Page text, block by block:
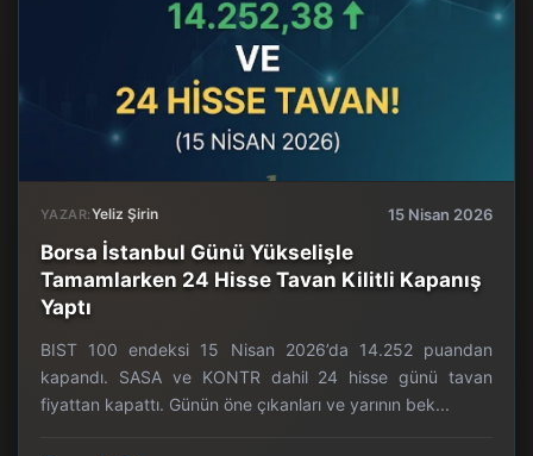
YAZAR:Yeliz Şirin 15 Nisan 2026
Borsa İstanbul Günü Yükselişle
Tamamlarken 24 Hisse Tavan Kilitli Kapanış
Yaptı
BIST 100 endeksi 15 Nisan 2026’da 14.252 puandan
kapandı. SASA ve KONTR dahil 24 hisse günü tavan
fiyattan kapattı. Günün öne çıkanları ve yarının bek...